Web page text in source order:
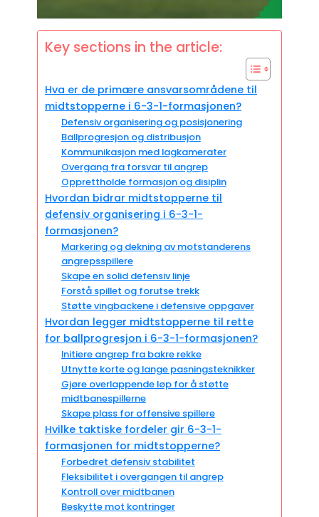
Key sections in the article:
Hva er de primære ansvarsområdene til
midtstopperne i 6-3-1-formasjonen?
Defensiv organisering og posisjonering
Ballprogresjon og distribusjon
Kommunikasjon med lagkamerater
Overgang fra forsvar til angrep
Opprettholde formasjon og disiplin
Hvordan bidrar midtstopperne til
defensiv organisering i 6-3-1-
formasjonen?
Markering og dekning av motstanderens
angrepsspillere
Skape en solid defensiv linje
Forstå spillet og forutse trekk
Støtte vingbackene i defensive oppgaver
Hvordan legger midtstopperne til rette
for ballprogresjon i 6-3-1-formasjonen?
Initiere angrep fra bakre rekke
Utnytte korte og lange pasningsteknikker
Gjøre overlappende løp for å støtte
midtbanespillerne
Skape plass for offensive spillere
Hvilke taktiske fordeler gir 6-3-1-
formasjonen for midtstopperne?
Forbedret defensiv stabilitet
Fleksibilitet i overgangen til angrep
Kontroll over midtbanen
Beskytte mot kontringer